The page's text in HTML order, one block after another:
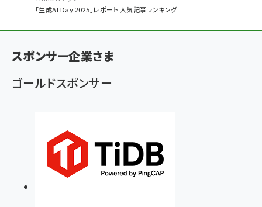
く
ず
「生成AI Day 2025」レポート 人気記事ランキング
スポンサー企業さま
ゴールドスポンサー